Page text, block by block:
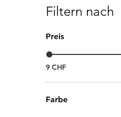
Filtern nach
Preis
9 CHF
Farbe